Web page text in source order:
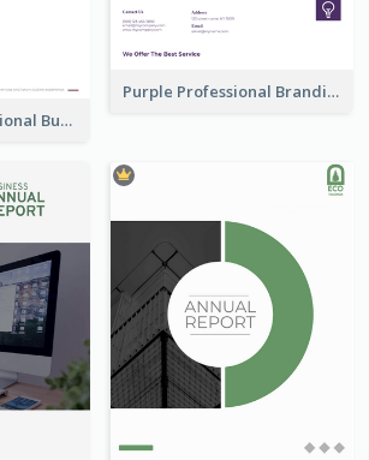
Clean And Professional Business Report Design Ideas
Purple Professional Branding Auditing Report Templates